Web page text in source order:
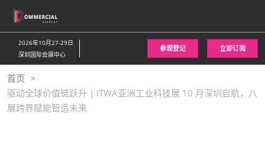
直
接
跳
至
内
容
2026年10月27-29日
深圳国际会展中心
参观登记 立即订阅
首页
驱动全球价值链跃升 | ITWA亚洲工业科技展 10 月深圳启航，八
展跨界赋能智造未来